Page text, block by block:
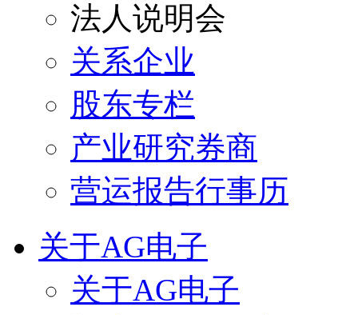
法人说明会
关系企业
股东专栏
产业研究券商
营运报告行事历
关于AG电子
关于AG电子